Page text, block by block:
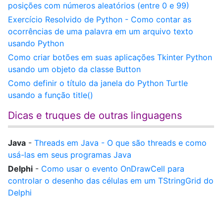
posições com números aleatórios (entre 0 e 99)
Exercício Resolvido de Python - Como contar as
ocorrências de uma palavra em um arquivo texto
usando Python
Como criar botões em suas aplicações Tkinter Python
usando um objeto da classe Button
Como definir o título da janela do Python Turtle
usando a função title()
Dicas e truques de outras linguagens
Java - Threads em Java - O que são threads e como
usá-las em seus programas Java
Delphi - Como usar o evento OnDrawCell para
controlar o desenho das células em um TStringGrid do
Delphi